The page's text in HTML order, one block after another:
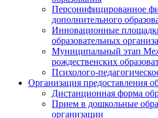
Персонифицированное
дополнительного
Инновационные
образовательных
Муниципальный этап
рождественских
Психолого-
Организация предоставления
Дистанционная форма
Прием в дошкольные
организации